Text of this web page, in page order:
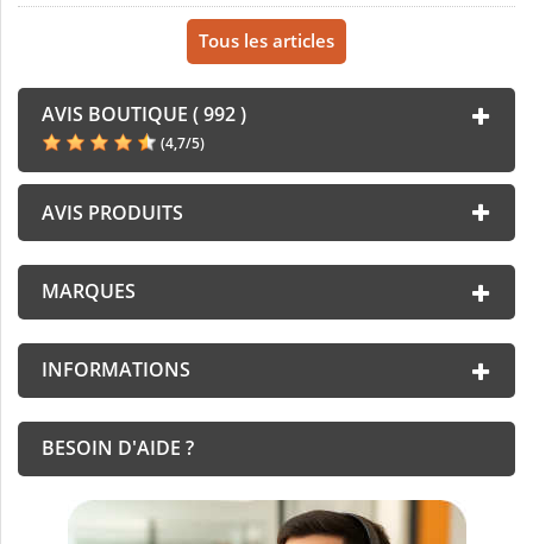
Tous les articles
AVIS BOUTIQUE ( 992 )
(4,7/5)
AVIS PRODUITS
MARQUES
INFORMATIONS
BESOIN D'AIDE ?